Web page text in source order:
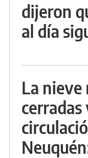
dijeron
al día
La
cerradas